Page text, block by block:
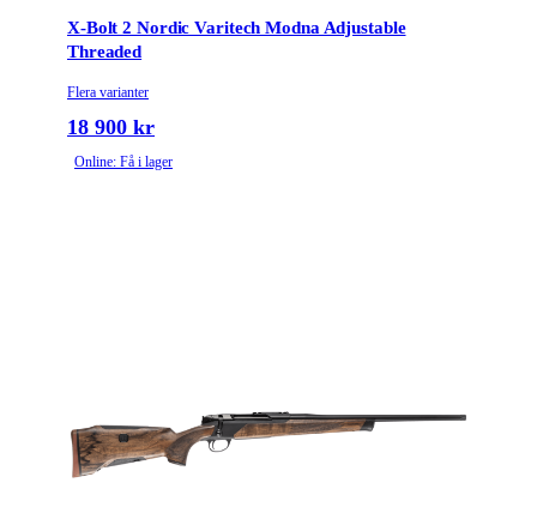
X-Bolt 2 Nordic Varitech Modna Adjustable
Threaded
Flera varianter
18 900 kr
Online: Få i lager